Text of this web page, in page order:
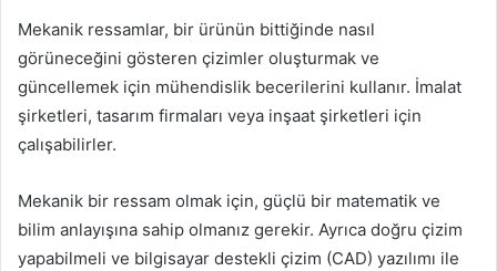
Mekanik ressamlar, bir ürünün bittiğinde nasıl
görüneceğini gösteren çizimler oluşturmak ve
güncellemek için mühendislik becerilerini kullanır. İmalat
şirketleri, tasarım firmaları veya inşaat şirketleri için
çalışabilirler.
Mekanik bir ressam olmak için, güçlü bir matematik ve
bilim anlayışına sahip olmanız gerekir. Ayrıca doğru çizim
yapabilmeli ve bilgisayar destekli çizim (CAD) yazılımı ile